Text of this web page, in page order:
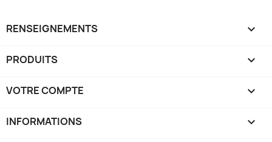
RENSEIGNEMENTS 
PRODUITS 
VOTRE COMPTE 
INFORMATIONS keyboard_arrow_down